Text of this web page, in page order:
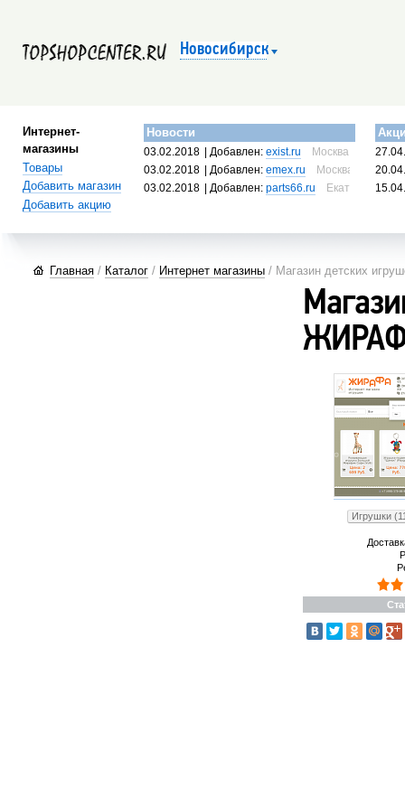
Новосибирск
Интернет-
магазины
Товары
Добавить магазин
Добавить акцию
Новости
03.02.2018 | Добавлен:exist.ru
Москва, Россия
03.02.2018
| Добавлен:emex.ru
Москва, Россия
03.02.2018
| Добавлен:parts66.ru Екатеринбург,
Главная / Каталог / Интернет магазины / Магазин детских
Игрушки